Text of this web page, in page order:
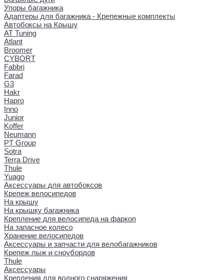
Упоры багажника
Адаптеры для багажника - Крепежные комплекты
Автобоксы на Крышу
AT Tuning
Atlant
Broomer
CYBORT
Fabbri
Farad
G3
Hakr
Hapro
Inno
Junior
Koffer
Neumann
PT Group
Sotra
Terra Drive
Thule
Yuago
Аксессуары для автобоксов
Крепеж велосипедов
На крышу
На крышку багажника
Крепление для велосипеда на фаркоп
На запасное колесо
Хранение велосипедов
Аксессуары и запчасти для велобагажников
Крепеж лыж и сноубордов
Thule
Аксессуары
Крепления для водного снаряжения